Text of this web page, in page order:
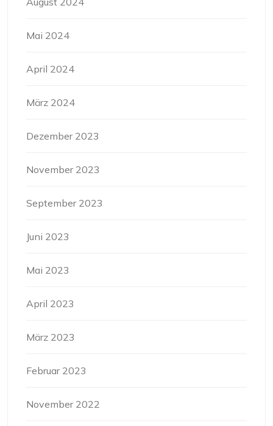
Mai 2024
April 2024
März 2024
Dezember 2023
November 2023
September 2023
Juni 2023
Mai 2023
April 2023
März 2023
Februar 2023
November 2022